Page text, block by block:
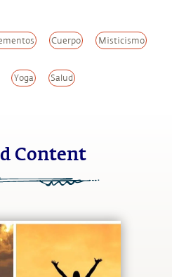
Cuerpo Misticismo
Yoga Salud
Content